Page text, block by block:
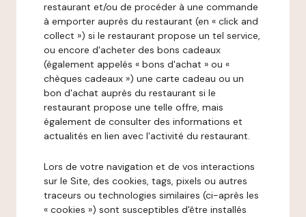
restaurant et/ou de procéder à une commande
à emporter auprès du restaurant (en « click and
collect ») si le restaurant propose un tel service,
ou encore d'acheter des bons cadeaux
(également appelés « bons d'achat » ou «
chèques cadeaux ») une carte cadeau ou un
bon d'achat auprès du restaurant si le
restaurant propose une telle offre, mais
également de consulter des informations et
actualités en lien avec l'activité du restaurant.
Lors de votre navigation et de vos interactions
sur le Site, des cookies, tags, pixels ou autres
traceurs ou technologies similaires (ci-après les
« cookies ») sont susceptibles d'être installés